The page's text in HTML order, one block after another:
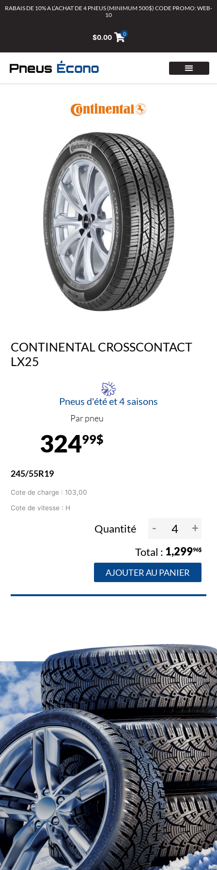
AllerRABAIS DE 10% A L’ACHAT DE 4 PNEUS (MINIMUM 500$) CODE PROMO: WEB-
10
$0.00 0
CONTINENTAL CROSSCONTACT
LX25
Pneus d'été et 4 saisons
Par pneu
32499$
245/55R19
Cote de charge : 103,00
Cote de vitesse : H
Quantité - +
1,29996$
AJOUTER AU PANIER